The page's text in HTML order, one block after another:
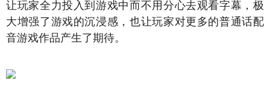
让玩家全力投入到游戏中而不用分心去观看字幕，极
大增强了游戏的沉浸感，也让玩家对更多的普通话配
音游戏作品产生了期待。